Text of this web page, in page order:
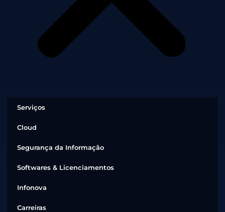
Serviços
Cloud
Segurança da Informação
Softwares & Licenciamentos
Infonova
Carreiras